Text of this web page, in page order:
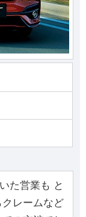
た営業も と
レームなど